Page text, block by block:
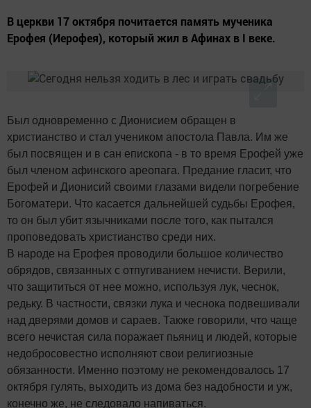
В церкви 17 октября почитается память мученика
Ерофея (Иерофея), который жил в Афинах в I веке.
Был одновременно с Дионисием обращен в
христианство и стал учеником апостола Павла. Им же
был посвящен и в сан епископа - в то время Ерофей уже
был членом афинского ареопага. Предание гласит, что
Ерофей и Дионисий своими глазами видели погребение
Богоматери. Что касается дальнейшей судьбы Ерофея,
то он был убит язычниками после того, как пытался
проповедовать христианство среди них.
В народе на Ерофея проводили большое количество
обрядов, связанных с отпугиванием нечисти. Верили,
что защититься от нее можно, используя лук, чеснок,
редьку. В частности, связки лука и чеснока подвешивали
над дверями домов и сараев. Также говорили, что чаще
всего нечистая сила поражает пьяниц и людей, которые
недобросовестно исполняют свои религиозные
обязанности. Именно поэтому не рекомендовалось 17
октября гулять, выходить из дома без надобности и уж,
конечно же, не следовало напиваться.